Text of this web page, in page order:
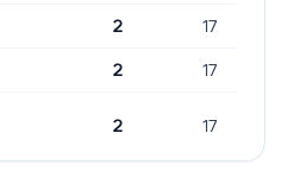
2 17
2 17
2 17